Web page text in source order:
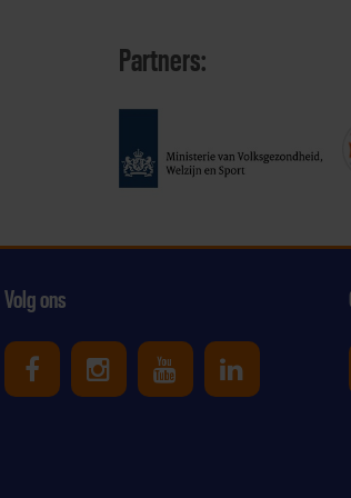
Partners:
Volg ons
Uniek Sporten op Facebook
Uniek Sporten op
Uniek Sporten
Uniek